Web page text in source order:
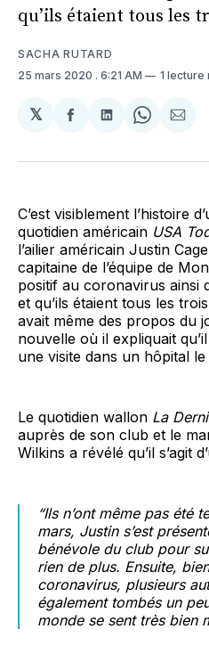
qu’ils étaient tous les
SACHA RUTARD
25 mars 2020 . 6:21 AM 1 lecture
𝕏
Partager
Facebook
Partager
LinkedIn
Share
C’est visiblement l’histoire
quotidien américain USA
l’ailier américain Justin
capitaine de l’équipe de
positif au coronavirus ainsi
et qu’ils étaient tous les
avait même des propos
nouvelle où il expliquait
une visite dans un hôpital
Le quotidien wallon La
auprès de son club et le
Wilkins a révélé qu’il s’agit
“Ils n’ont même pas été
mars, Justin s’est
bénévole du club pour
rien de plus. Ensuite,
coronavirus, plusieurs
également tombés un
monde se sent très bien